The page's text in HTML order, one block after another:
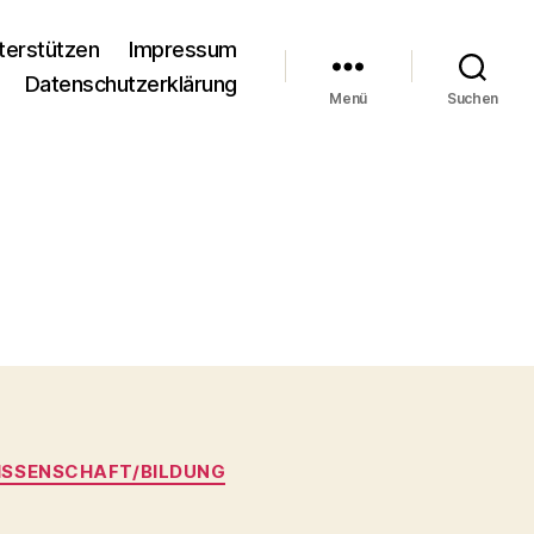
Impressum
Datenschutzerklärung
Menü Suchen
BILDUNG